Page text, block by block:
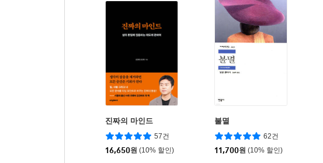
진짜의 마인드
57건
16,650원 (10% 할인)
불멸
62건
11,700원 (10% 할인)